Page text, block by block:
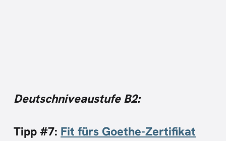
Deutschniveaustufe B2:
Tipp #7: Fit fürs Goethe-Zertifikat